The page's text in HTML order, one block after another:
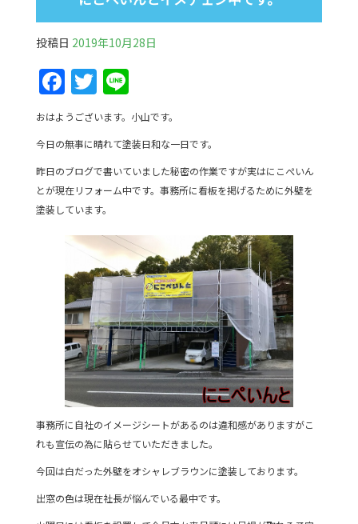
投稿日 2019年10月28日
F
a
c
e
b
o
o
T
w
itt
er
Li
n
e
おはようございます。小山です。
今日の無事に晴れて塗装日和な一日です。
昨日のブログで書いていました秘密の作業ですが実はにこぺいん
とが現在リフォーム中です。事務所に看板を掲げるために外壁を
塗装しています。
事務所に自社のイメージシートがあるのは違和感がありますがこ
れも宣伝の為に貼らせていただきました。
今回は白だった外壁をオシャレブラウンに塗装しております。
出窓の色は現在社長が悩んでいる最中です。